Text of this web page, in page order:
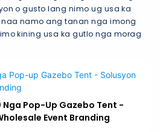
o gusto lang nimo ug usa ka
namo ang tanan nga imong
kining usa ka gutlo nga morag
Nga Pop-Up Gazebo Tent -
Event Branding